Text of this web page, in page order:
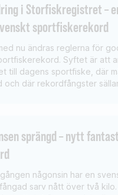
i Storfiskregistret –
sportfiskerekord
nu ändras reglerna för
Syftet är att
till dagens sportfiske, där
och där rekordfångster
sprängd – nytt
någonsin har en
sarv nått över två